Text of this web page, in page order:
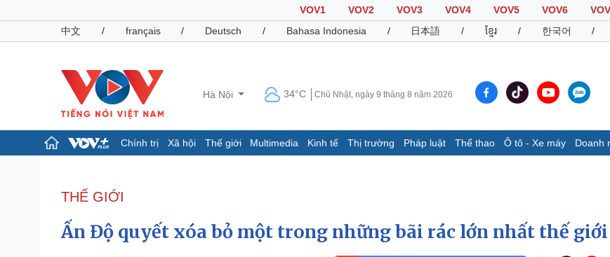
VOV1 VOV2 VOV3 VOV4 VOV5 VOV6
中文
/ français / Deutsch / Bahasa Indonesia / 日本語 / ខ្មែរ / 한국어 /
Hà Nội 34°C Chủ Nhật, ngày 9 tháng 8 năm 2026
Chính trị Xã hội Thế giới Multimedia Kinh tế Thị trường Pháp luật Thể thao Ô tô - Xe máy Doanh
Đảng
Tổ chức nhân sự
Quốc hội
Nhận diện sự thật
Giáo dục
Dấu ấn VOV
E-Magazine
Infographic
THẾ GIỚI
Ấn Độ quyết xóa bỏ một trong những bãi rác lớn nhất thế giới